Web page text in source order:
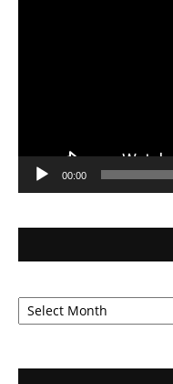
00:00
Arsip
Berita